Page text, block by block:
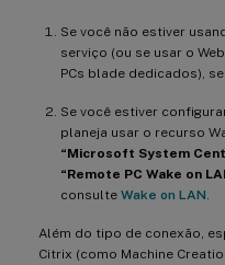
Se você não estiver
serviço (ou se usar o
PCs blade dedicados),
Se você estiver
planeja usar o recurso
“Microsoft System
“Remote PC Wake on
consulte Wake on LAN
Além do tipo de conexão,
Citrix (como Machine